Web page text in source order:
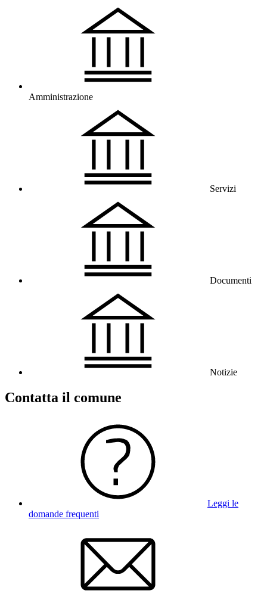
Amministrazione
Servizi
Documenti
Notizie
Contatta il comune
Leggi le
domande frequenti